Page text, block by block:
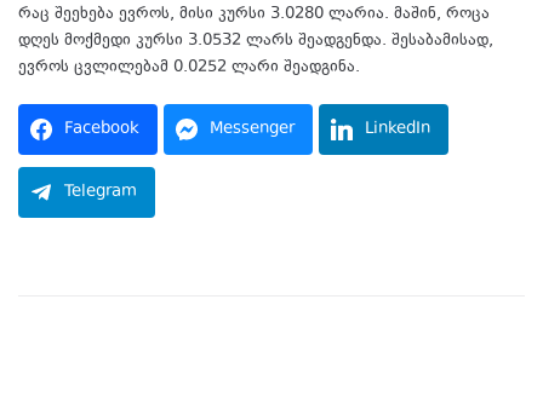
რაც შეეხება ევროს, მისი კურსი 3.0280 ლარია. მაშინ, როცა
დღეს მოქმედი კურსი 3.0532 ლარს შეადგენდა. შესაბამისად,
ევროს ცვლილებამ 0.0252 ლარი შეადგინა.
Facebook Messenger LinkedIn
Telegram